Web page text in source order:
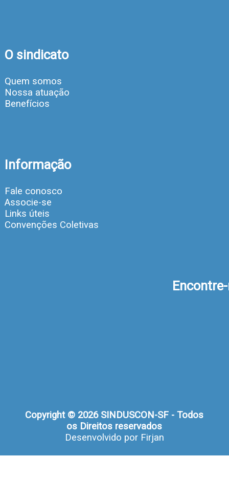
O sindicato
Quem somos
Nossa atuação
Benefícios
Informação
Fale conosco
Associe-se
Links úteis
Convenções Coletivas
Copyright © 2026 SINDUSCON-SF - Todos
os Direitos reservados
Desenvolvido por Firjan